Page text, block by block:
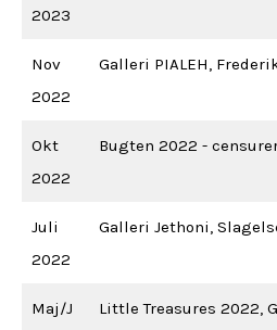
2023
Nov
2022
Galleri PIALEH,
Okt
2022
Bugten 2022 -
Juli
2022
Galleri Jethoni,
Maj/J
Little Treasures 2022,